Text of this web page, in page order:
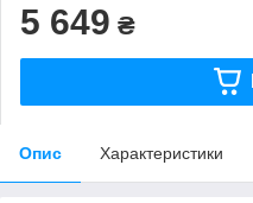
5 649 ₴
Опис Характеристики